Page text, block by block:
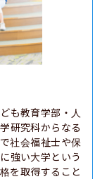
も教育学部・人
研究科からなる
社会福祉士や保
強い大学という
を取得すること